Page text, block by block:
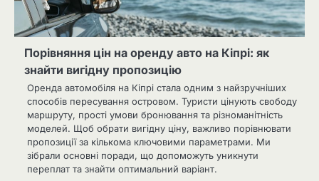
Порівняння цін на оренду авто на Кіпрі: як
знайти вигідну пропозицію
Оренда автомобіля на Кіпрі стала одним з найзручніших
способів пересування островом. Туристи цінують свободу
маршруту, прості умови бронювання та різноманітність
моделей. Щоб обрати вигідну ціну, важливо порівнювати
пропозиції за кількома ключовими параметрами. Ми
зібрали основні поради, що допоможуть уникнути
переплат та знайти оптимальний варіант.